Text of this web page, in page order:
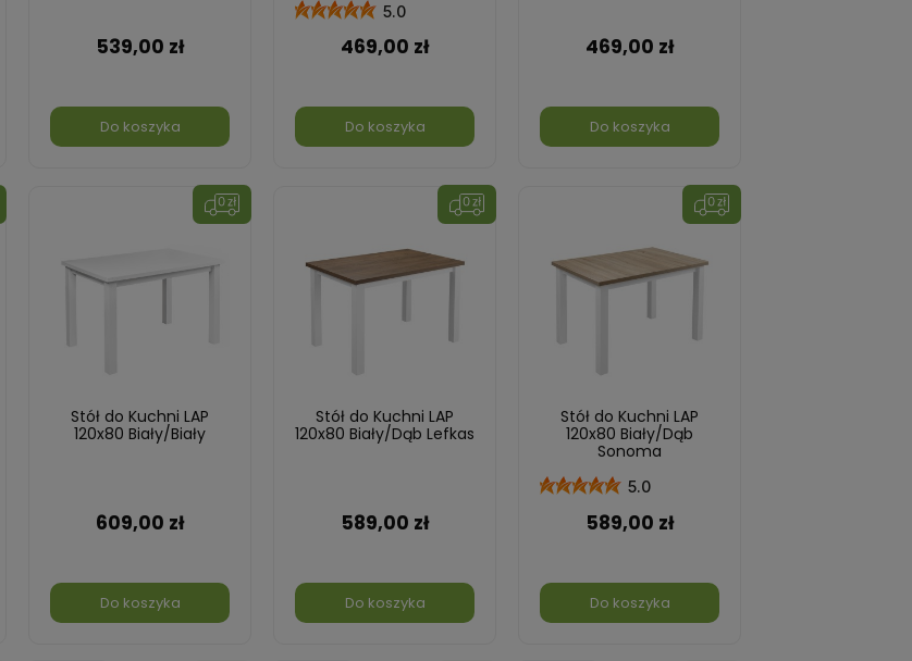
539,00 zł
Do koszyka
5.0
469,00 zł
Do koszyka
469,00 zł
Do koszyka
Stół do Kuchni LAP
120x80 Biały/Biały
609,00 zł
Do koszyka
Stół do Kuchni LAP
120x80 Biały/Dąb Lefkas
589,00 zł
Do koszyka
Stół do Kuchni LAP
120x80 Biały/Dąb
Sonoma
5.0
589,00 zł
Do koszyka